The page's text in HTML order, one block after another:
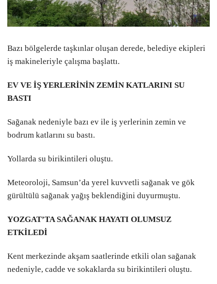
Bazı bölgelerde taşkınlar oluşan derede, belediye ekipleri
iş makineleriyle çalışma başlattı.
EV VE İŞ YERLERİNİN ZEMİN KATLARINI SU
BASTI
Sağanak nedeniyle bazı ev ile iş yerlerinin zemin ve
bodrum katlarını su bastı.
Yollarda su birikintileri oluştu.
Meteoroloji, Samsun’da yerel kuvvetli sağanak ve gök
gürültülü sağanak yağış beklendiğini duyurmuştu.
YOZGAT’TA SAĞANAK HAYATI OLUMSUZ
ETKİLEDİ
Kent merkezinde akşam saatlerinde etkili olan sağanak
nedeniyle, cadde ve sokaklarda su birikintileri oluştu.